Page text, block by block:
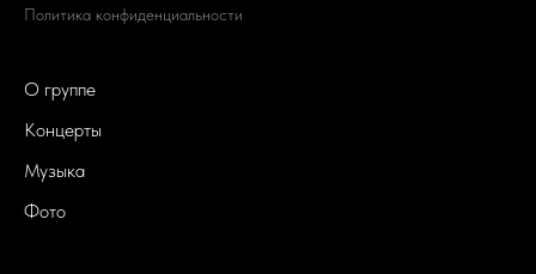
Политика конфиденциальности
О группе
Концерты
Музыка
Фото